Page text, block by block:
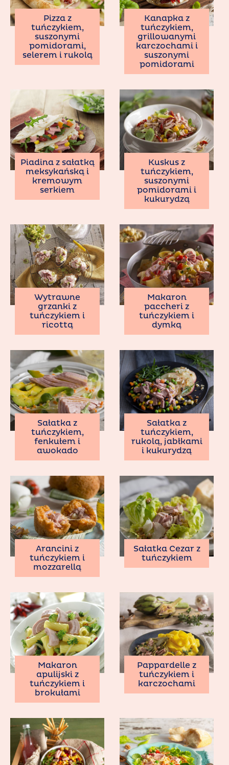
Pizza z
tuńczykiem,
suszonymi
pomidorami,
selerem i rukolą
Kanapka z
tuńczykiem,
grillowanymi
karczochami i
suszonymi
pomidorami
Piadina z sałatką
meksykańską i
kremowym
serkiem
Kuskus z
tuńczykiem,
suszonymi
pomidorami i
kukurydzą
Wytrawne
grzanki z
tuńczykiem i
ricottą
Makaron
paccheri z
tuńczykiem i
dymką
Sałatka z
tuńczykiem,
fenkułem i
awokado
Sałatka z
tuńczykiem,
rukolą, jabłkami
i kukurydzą
Arancini z
tuńczykiem i
mozzarellą
Sałatka Cezar z
tuńczykiem
Makaron
apulijski z
tuńczykiem i
brokułami
Pappardelle z
tuńczykiem i
karczochami